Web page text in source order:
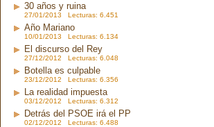
30 años y ruina
27/01/2013 Lecturas: 6.451
Año Mariano
10/01/2013 Lecturas: 6.134
El discurso del Rey
27/12/2012 Lecturas: 6.048
Botella es culpable
23/12/2012 Lecturas: 6.356
La realidad impuesta
03/12/2012 Lecturas: 6.312
Detrás del PSOE irá el PP
02/12/2012 Lecturas: 6.488